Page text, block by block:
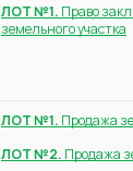
ЛОТ №1. Право
земельного участка
ЛОТ №1. Продажа
ЛОТ №2. Продажа